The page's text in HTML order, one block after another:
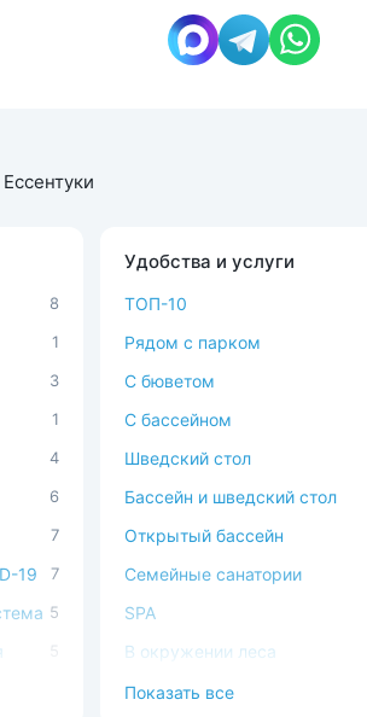
Ессентуки
8
1
3
1
4
6
7
19 7
5
5
Удобства и услуги
ТОП-10
Рядом с парком
C бюветом
С бассейном
Шведский стол
Бассейн и шведский стол
Открытый бассейн
Семейные санатории
SPA
В окружении леса
С домашними животными
Показать все